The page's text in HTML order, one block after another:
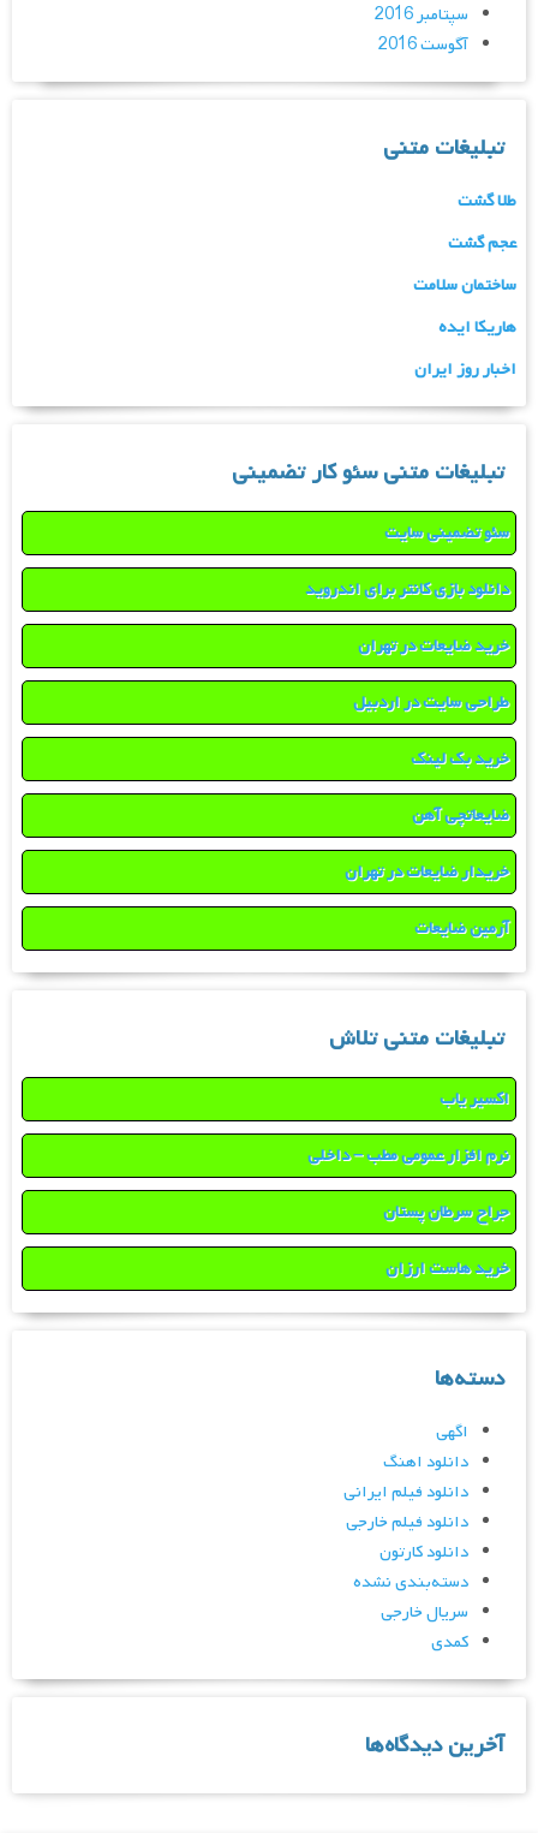
سپتامبر 2016
آگوست 2016
تبلیغات متنی
طلا گشت
عجم گشت
ساختمان سلامت
هاریکا ایده
اخبار روز ایران
تبلیغات متنی سئو کار تضمینی
سئو تضمینی سایت
دانلود بازی کانتر برای اندروید
خرید ضایعات در تهران
طراحی سایت در اردبیل
خرید بک لینک
ضایعاتچی آهن
خریدار ضایعات در تهران
آرمین ضایعات
تبلیغات متنی تلاش
اکسیر یاب
نرم افزار عمومی مطب – داخلی
جراح سرطان پستان
خرید هاست ارزان
دسته‌ها
اگهی
دانلود اهنگ
دانلود فیلم ایرانی
دانلود فیلم خارجی
دانلود کارتون
دسته‌بندی نشده
سریال خارجی
کمدی
آخرین دیدگاه‌ها